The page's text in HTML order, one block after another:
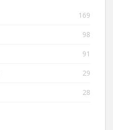
169
98
91
29
28